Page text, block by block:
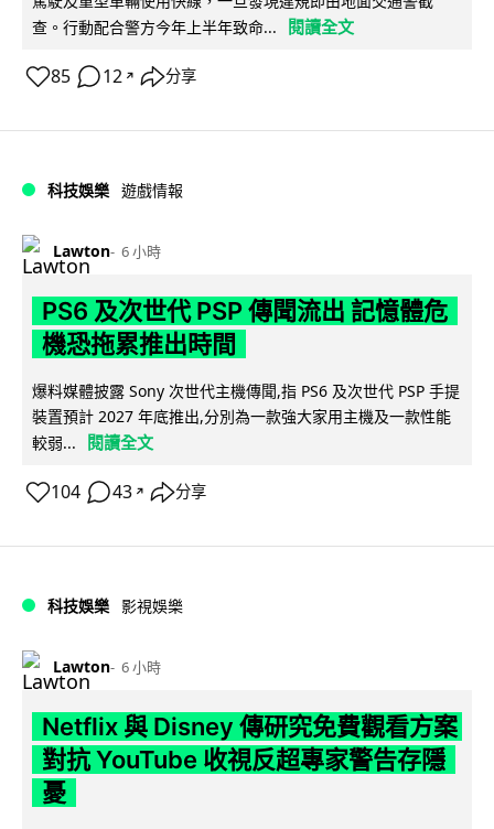
查。行動配合警方今年上半年致命...
閱讀全文
85 12 ↗ 分享
科技娛樂 遊戲情報
Lawton 6 小時
PS6 及次世代 PSP 傳聞流出 記憶體危
機恐拖累推出時間
爆料媒體披露 Sony 次世代主機傳聞,指 PS6 及次世代 PSP 手提
裝置預計 2027 年底推出,分別為一款強大家用主機及一款性能
較弱...
閱讀全文
104 43 ↗ 分享
科技娛樂 影視娛樂
Lawton 6 小時
Netflix 與 Disney 傳研究免費觀看方案
對抗 YouTube 收視反超專家警告存隱
憂